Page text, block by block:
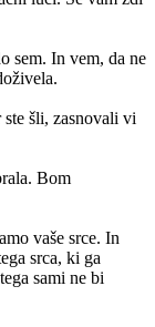
sem. In vem, da ne
ste šli, zasnovali vi
Bom
vaše srce. In
srca, ki ga
sami ne bi